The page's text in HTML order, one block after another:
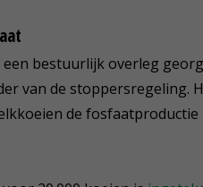
bestuurlijk overleg
van de stoppersregeling.
de